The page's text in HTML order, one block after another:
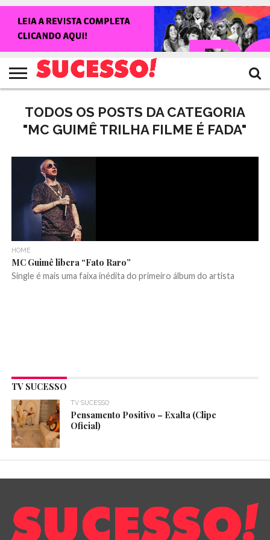
NOTÍCIAS
SHOWS
ENTREVISTAS
CLIQUES
RANKING
CROWLEY
TV
SUCESSO!
REVISTA
SUCESSO!
TODOS OS POSTS DA CATEGORIA
"MC GUIMÊ TRILHA FILME É FADA"
HOME
MC Guimê libera “Fato Raro”
Single é mais uma faixa inédita do primeiro álbum do artista
TV SUCESSO
TV SUCESSO
Pensamento Positivo – Exalta (Clipe
Oficial)